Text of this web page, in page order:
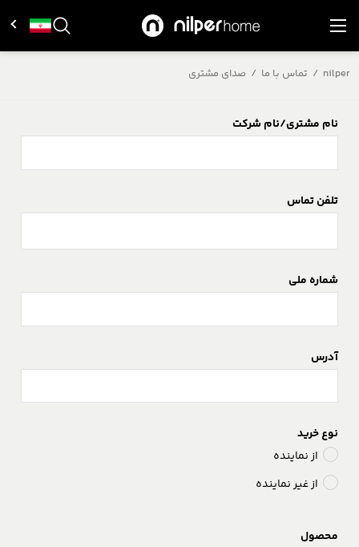
nilper
/ تماس با ما / صدای مشتری
نام مشتری/نام شرکت
تلفن تماس
شماره ملی
آدرس
نوع خرید
از نماینده
از غیر نماینده
محصول